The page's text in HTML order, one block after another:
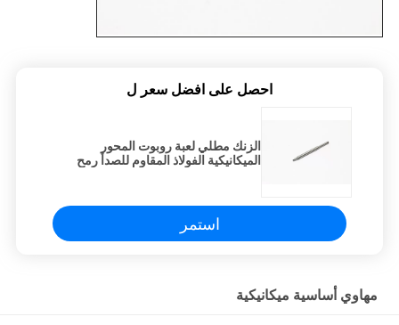
احصل على افضل سعر ل
الزنك مطلي لعبة روبوت المحور
الميكانيكية الفولاذ المقاوم للصدأ رمح
استمر
مهاوي أساسية ميكانيكية